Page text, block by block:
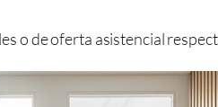
o de oferta asistencial